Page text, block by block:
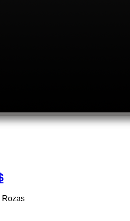
Rozas